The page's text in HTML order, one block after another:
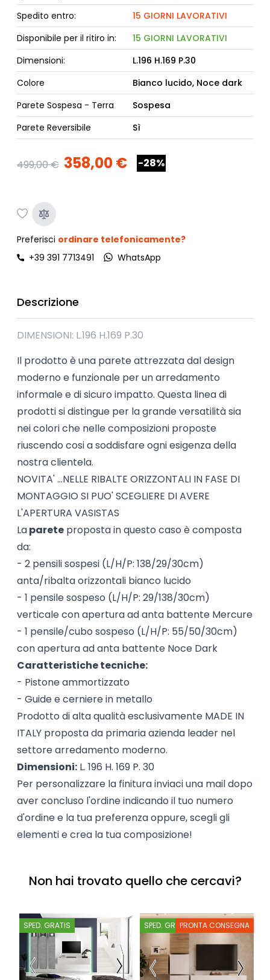
Spedito entro:
15 GIORNI LAVORATIVI
Disponibile per il ritiro in:
15 GIORNI LAVORATIVI
Dimensioni:
L.196 H.169 P.30
Colore
Bianco lucido, Noce dark
Parete Sospesa - Terra
Sospesa
Parete Reversibile
Sì
499,00 € 358,00 € -28%
Preferisci ordinare telefonicamente?
+39 391 7713491
WhatsApp
Descrizione
DIMENSIONI: L.196 H.169 P.30
Il prodotto è una parete attrezzata dal design
moderno e funzionale per un arredamento
informale e di sicuro impatto. Questa linea di
prodotti si distingue per la grande versatilità sia
nei colori che nelle composizioni proposte
riuscendo cosi a soddisfare ogni esigenza della
nostra clientela.
NOVITA' ...NELLE RIBALTE ORIZZONTALI IN FASE DI
MONTAGGIO SI PUO' SCEGLIERE DI AVERE
L'APERTURA VASISTAS
Lapareteproposta in questo caso è composta
da:
- 2 pensili sospesi (L/H/P: 138/29/30cm)
anta/ribalta orizzontali bianco lucido
- 1 pensile sospeso (L/H/P: 29/138/30cm)
verticale con apertura ad anta battente Mercure
- 1 pensile/cubo sospeso (L/H/P: 55/50/30cm)
con apertura ad anta battente Noce Dark
Caratteristiche tecniche:
- Pistone ammortizzato
- Guide e cerniere in metallo
Prodotto di alta qualità esclusivamente MADE IN
ITALY proposta da primaria azienda leader nel
settore arredamento moderno.
Dimensioni:L. 196 H. 169 P. 30
Per personalizzare la finitura inviaci una mail dopo
aver concluso l'ordine indicando il tuo numero
d'ordine e la tua preferenza oppure, scegli gli
elementi e crea la tua composizione!
Non hai trovato quello che cercavi?
SPED. GRATIS SPED. GRATISPRONTA CONSEGNA